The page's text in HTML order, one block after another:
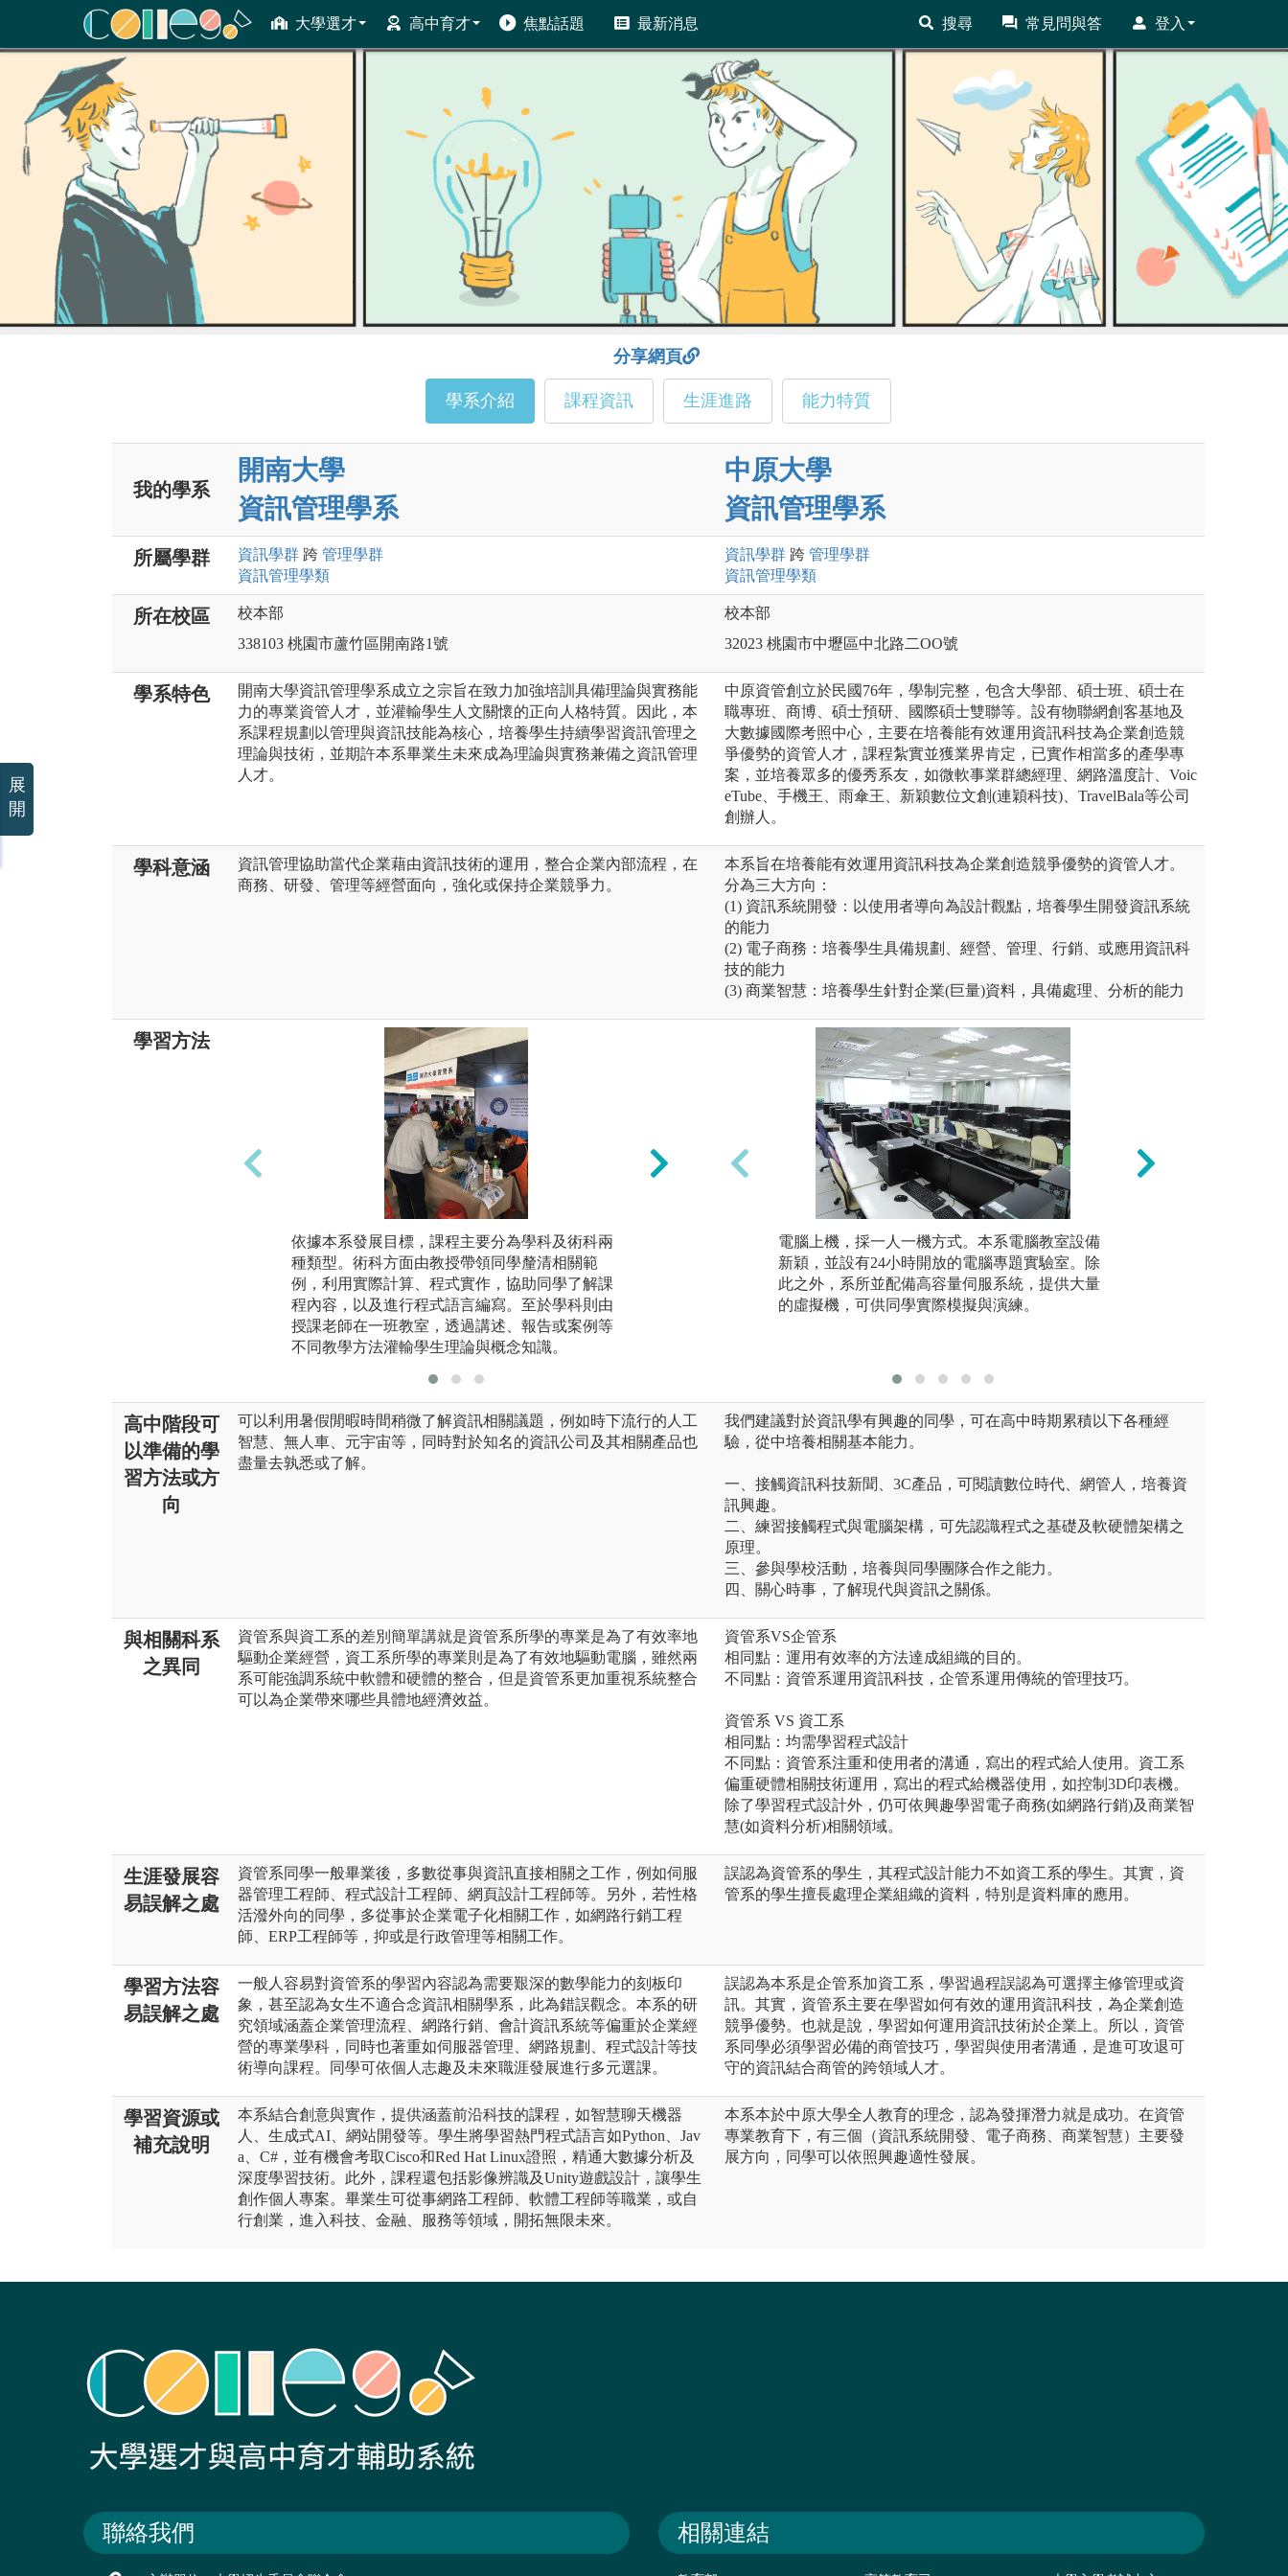
大學選才 高中育才 焦點話題 最新消息 搜尋 常見問與答 登入
ColleGo! 大學選才與高中育才輔助系統
分享網頁
學系介紹 課程資訊 生涯進路 能力特質
我的學系
開南大學
資訊管理學系
中原大學
資訊管理學系
所屬學群 資訊學群 跨 管理學群
資訊管理學類
資訊學群 跨 管理學群
資訊管理學類
所在校區
校本部
338103 桃園市蘆竹區開南路1號
校本部
32023 桃園市中壢區中北路二OO號
學系特色
開南大學資訊管理學系成立之宗旨在致力加強培訓具備理論與實務能
力的專業資管人才，並灌輸學生人文關懷的正向人格特質。因此，本
系課程規劃以管理與資訊技能為核心，培養學生持續學習資訊管理之
理論與技術，並期許本系畢業生未來成為理論與實務兼備之資訊管理
人才。
中原資管創立於民國76年，學制完整，包含大學部、碩士班、碩士在
職專班、商博、碩士預研、國際碩士雙聯等。設有物聯網創客基地及
大數據國際考照中心，主要在培養能有效運用資訊科技為企業創造競
爭優勢的資管人才，課程紮實並獲業界肯定，已實作相當多的產學專
案，並培養眾多的優秀系友，如微軟事業群總經理、網路溫度計、Voic
eTube、手機王、雨傘王、新穎數位文創(連穎科技)、TravelBala等公司
創辦人。
學科意涵
資訊管理協助當代企業藉由資訊技術的運用，整合企業內部流程，在
商務、研發、管理等經營面向，強化或保持企業競爭力。
本系旨在培養能有效運用資訊科技為企業創造競爭優勢的資管人才。
分為三大方向：
(1) 資訊系統開發：以使用者導向為設計觀點，培養學生開發資訊系統
的能力
(2) 電子商務：培養學生具備規劃、經營、管理、行銷、或應用資訊科
技的能力
(3) 商業智慧：培養學生針對企業(巨量)資料，具備處理、分析的能力
學習方法
依據本系發展目標，課程主要分為學科及術科兩
種類型。術科方面由教授帶領同學釐清相關範
例，利用實際計算、程式實作，協助同學了解課
程內容，以及進行程式語言編寫。至於學科則由
授課老師在一班教室，透過講述、報告或案例等
不同教學方法灌輸學生理論與概念知識。
團隊學習:課程設計上將刻意讓同學有機會有多次
的分組合作機會，進而學習與人合作的模式。
電腦上機，採一人一機方式。本系電腦教室設備
新穎，並設有24小時開放的電腦專題實驗室。除
此之外，系所並配備高容量伺服系統，提供大量
的虛擬機，可供同學實際模擬與演練。
高中階段可
以準備的學
習方法或方
向
可以利用暑假閒暇時間稍微了解資訊相關議題，例如時下流行的人工
智慧、無人車、元宇宙等，同時對於知名的資訊公司及其相關產品也
盡量去孰悉或了解。
我們建議對於資訊學有興趣的同學，可在高中時期累積以下各種經
驗，從中培養相關基本能力。
一、接觸資訊科技新聞、3C產品，可閱讀數位時代、網管人，培養資
訊興趣。
二、練習接觸程式與電腦架構，可先認識程式之基礎及軟硬體架構之
原理。
三、參與學校活動，培養與同學團隊合作之能力。
四、關心時事，了解現代與資訊之關係。
與相關科系
之異同
資管系與資工系的差別簡單講就是資管系所學的專業是為了有效率地
驅動企業經營，資工系所學的專業則是為了有效地驅動電腦，雖然兩
系可能強調系統中軟體和硬體的整合，但是資管系更加重視系統整合
可以為企業帶來哪些具體地經濟效益。
資管系VS企管系
相同點：運用有效率的方法達成組織的目的。
不同點：資管系運用資訊科技，企管系運用傳統的管理技巧。
資管系 VS 資工系
相同點：均需學習程式設計
不同點：資管系注重和使用者的溝通，寫出的程式給人使用。資工系
偏重硬體相關技術運用，寫出的程式給機器使用，如控制3D印表機。
除了學習程式設計外，仍可依興趣學習電子商務(如網路行銷)及商業智
慧(如資料分析)相關領域。
生涯發展容
易誤解之處
資管系同學一般畢業後，多數從事與資訊直接相關之工作，例如伺服
器管理工程師、程式設計工程師、網頁設計工程師等。另外，若性格
活潑外向的同學，多從事於企業電子化相關工作，如網路行銷工程
師、ERP工程師等，抑或是行政管理等相關工作。
誤認為資管系的學生，其程式設計能力不如資工系的學生。其實，資
管系的學生擅長處理企業組織的資料，特別是資料庫的應用。
學習方法容
易誤解之處
一般人容易對資管系的學習內容認為需要艱深的數學能力的刻板印
象，甚至認為女生不適合念資訊相關學系，此為錯誤觀念。本系的研
究領域涵蓋企業管理流程、網路行銷、會計資訊系統等偏重於企業經
營的專業學科，同時也著重如伺服器管理、網路規劃、程式設計等技
術導向課程。同學可依個人志趣及未來職涯發展進行多元選課。
誤認為本系是企管系加資工系，學習過程誤認為可選擇主修管理或資
訊。其實，資管系主要在學習如何有效的運用資訊科技，為企業創造
競爭優勢。也就是說，學習如何運用資訊技術於企業上。所以，資管
系同學必須學習必備的商管技巧，學習與使用者溝通，是進可攻退可
守的資訊結合商管的跨領域人才。
學習資源或
補充說明
本系結合創意與實作，提供涵蓋前沿科技的課程，如智慧聊天機器
人、生成式AI、網站開發等。學生將學習熱門程式語言如Python、Jav
a、C#，並有機會考取Cisco和Red Hat Linux證照，精通大數據分析及
深度學習技術。此外，課程還包括影像辨識及Unity遊戲設計，讓學生
創作個人專案。畢業生可從事網路工程師、軟體工程師等職業，或自
行創業，進入科技、金融、服務等領域，開拓無限未來。
本系本於中原大學全人教育的理念，認為發揮潛力就是成功。在資管
專業教育下，有三個（資訊系統開發、電子商務、商業智慧）主要發
展方向，同學可以依照興趣適性發展。
聯絡我們 相關連結
展
開